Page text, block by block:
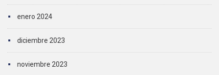
enero 2024
diciembre 2023
noviembre 2023